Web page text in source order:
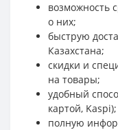
возможность
о них;
быструю
Казахстана;
скидки и
на товары;
удобный
картой, Kaspi);
полную